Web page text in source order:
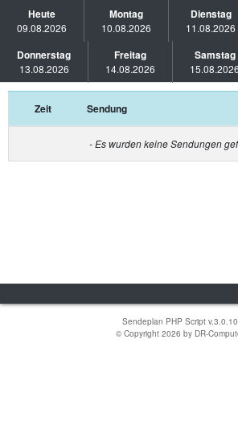
Heute
09.08.2026
Montag
10.08.2026
Dienstag
11.08.2026
Donnerstag
13.08.2026
Freitag
14.08.2026
Samstag
15.08.2026
Zeit Sendung
- Es wurden keine Sendungen
Sendeplan PHP Script v.3.0.10
© Copyright 2026 by DR-